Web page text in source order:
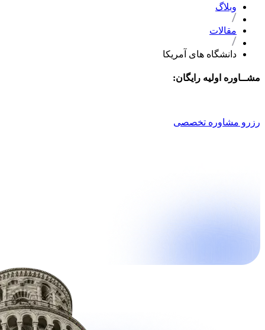
وبلاگ
مقالات
دانشگاه های آمریکا
مشــاوره اولیه رایگان:
رزرو مشاوره تخصصی